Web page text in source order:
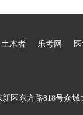
土木者 乐考网
区东方路818号众城